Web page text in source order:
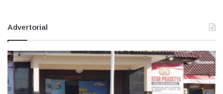
Advertorial